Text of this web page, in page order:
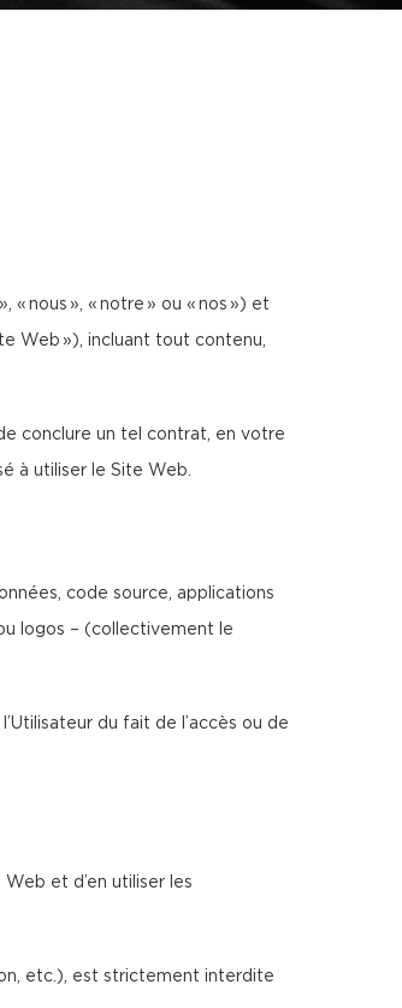
nous », « notre » ou « nos ») et
Web »), incluant tout contenu,
conclure un tel contrat, en votre
à utiliser le Site Web.
code source, applications
logos – (collectivement le
du fait de l’accès ou de
et d’en utiliser les
etc.), est strictement interdite